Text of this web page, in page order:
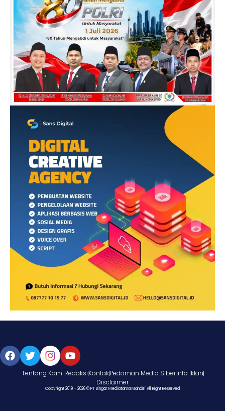
Tentang KamiRedaksiKontakPedoman Media SiberInfo Iklan
Disclaimer
Copyright 2019 – 2026 © PT Bingar Mediatama Mandiri All Right Reserved